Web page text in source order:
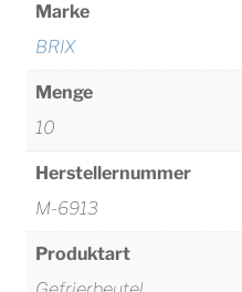
Marke
BRIX
Menge
10
Herstellernummer
M-6913
Produktart